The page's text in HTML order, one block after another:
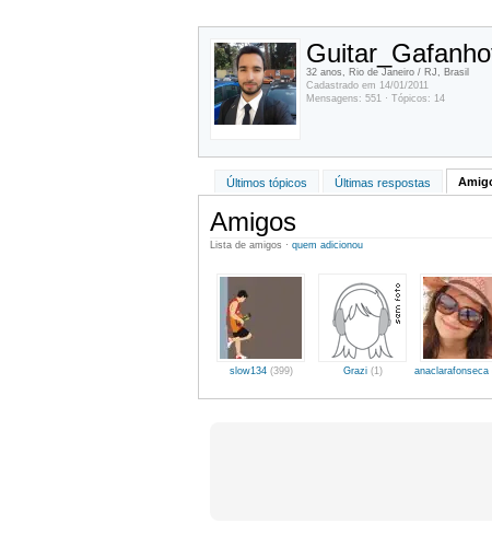
32 anos, Rio de Janeiro / RJ, Brasil
Cadastrado em 14/01/2011
Mensagens: 551 · Tópicos: 14
Últimos tópicos Últimas respostas
Amigos
Lista de amigos · quem adicionou
slow134 (399) Grazi (1) anaclarafonseca